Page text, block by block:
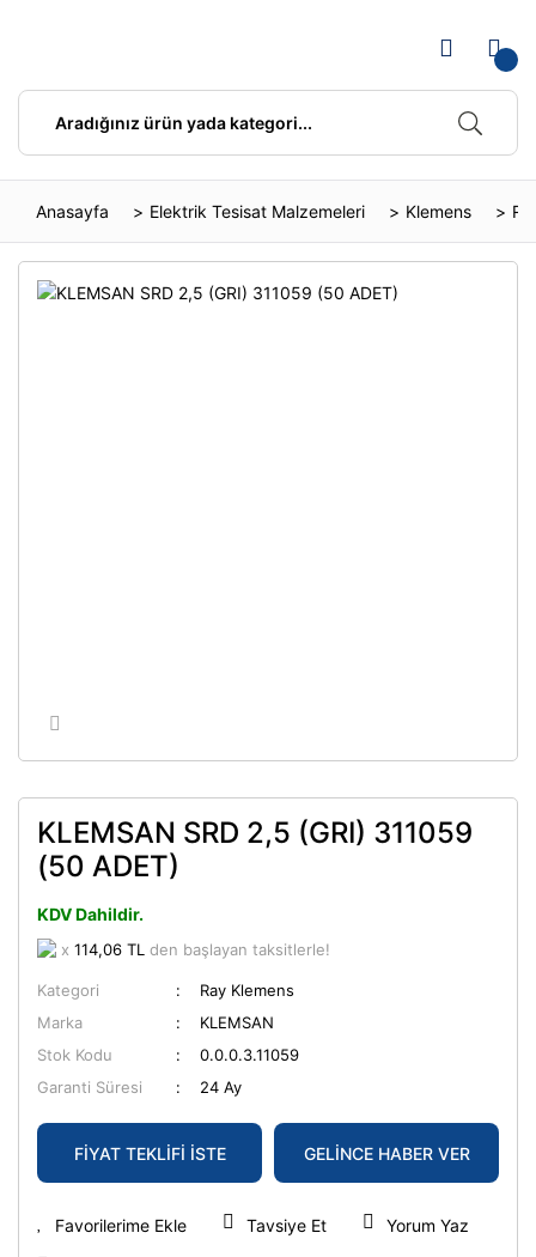
Anasayfa Elektrik Tesisat Malzemeleri Klemens
KLEMSAN SRD 2,5 (GRI) 311059
(50 ADET)
KDV Dahildir.
x 114,06 TL den başlayan taksitlerle!
Kategori
Ray Klemens
Marka
KLEMSAN
Stok Kodu
0.0.0.3.11059
Garanti Süresi
24 Ay
FİYAT TEKLİFİ İSTE GELİNCE HABER VER
Tavsiye Et Yorum Yaz